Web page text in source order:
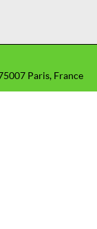
Paris, France